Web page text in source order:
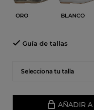
ORO BLANCO
Guía de tallas
Selecciona tu talla
AÑADIR